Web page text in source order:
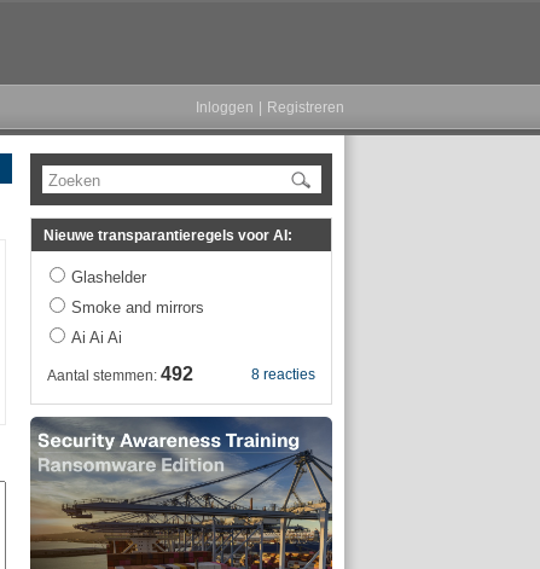
Inloggen Registreren
Zoeken
Nieuwe transparantieregels voor AI:
Glashelder
Smoke and mirrors
Ai Ai Ai
8 reacties
Aantal stemmen: 492